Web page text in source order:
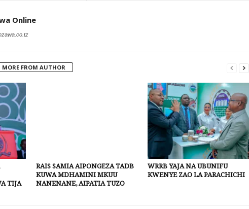
Online
MORE FROM AUTHOR
TIJA
RAIS SAMIA AIPONGEZA TADB
KUWA MDHAMINI MKUU
NANENANE, AIPATIA TUZO
WRRB YAJA NA UBUNIFU
KWENYE ZAO LA PARACHICHI